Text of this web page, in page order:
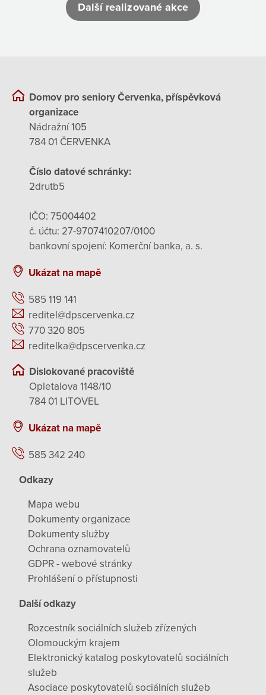
Další realizované akce
Domov pro seniory Červenka, příspěvková
organizace
Nádražní 105
784 01 ČERVENKA
Číslo datové schránky:
2drutb5
IČO: 75004402
č. účtu: 27-9707410207/0100
bankovní spojení: Komerční banka, a. s.
Ukázat na mapě
585 119 141
reditel@dpscervenka.cz
770 320 805
reditelka@dpscervenka.cz
Dislokované pracoviště
Opletalova 1148/10
784 01 LITOVEL
Ukázat na mapě
585 342 240
Odkazy
Mapa webu
Dokumenty organizace
Dokumenty služby
Ochrana oznamovatelů
GDPR - webové stránky
Prohlášení o přístupnosti
Další odkazy
Rozcestník sociálních služeb zřízených
Olomouckým krajem
Elektronický katalog poskytovatelů sociálních
služeb
Asociace poskytovatelů sociálních služeb